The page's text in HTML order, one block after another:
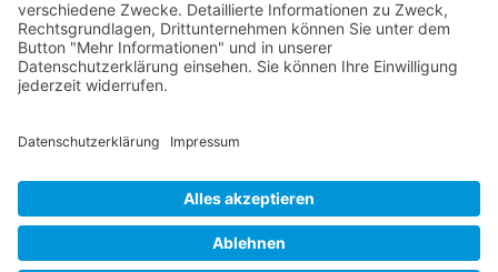
Jens Eggert im Kampe
kontakt@tiefsicht.de
+49 6257 9995 961
Impressum